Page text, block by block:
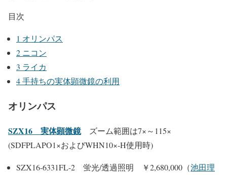
目次
1 オリンパス
2 ニコン
3 ライカ
4手持ちの実体顕微鏡の利用
オリンパス
SZX16 実体顕微鏡ズーム範囲は7×～115×
(SDFPLAPO1×およびWHN10×-H使用時)
SZX16-6331FL-2 蛍光/透過照明 ￥2,680,000（池田理